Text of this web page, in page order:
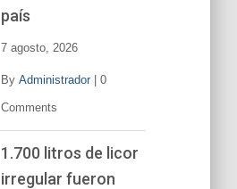
país
7 agosto, 2026
By Administrador| 0
Comments
1.700 litros de licor
irregular fueron